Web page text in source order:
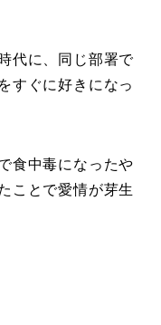
代に、同じ部署で
すぐに好きになっ
食中毒になったや
ことで愛情が芽生